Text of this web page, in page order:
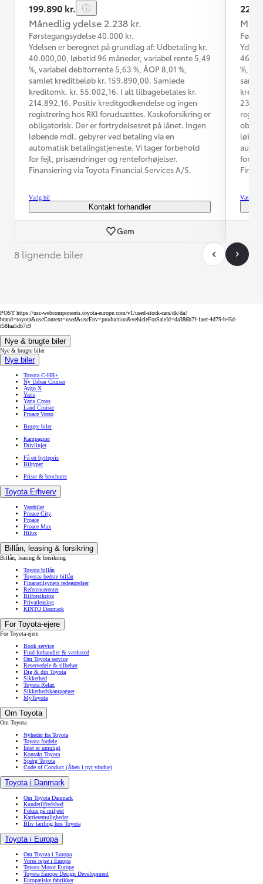
199.890 kr.
Månedlig ydelse 2.238 kr.
Førstegangsydelse 40.000 kr.
Ydelsen er beregnet på grundlag af: Udbetaling kr.
40.000,00, løbetid 96 måneder, variabel rente 5,49
%, variabel debitorrente 5,63 %, ÅOP 8,01 %,
samlet kreditbeløb kr. 159.890,00. Samlede
kreditomk. kr. 55.002,16. I alt tilbagebetales kr.
214.892,16. Positiv kreditgodkendelse og ingen
registrering hos RKI forudsættes. Kaskoforsikring er
obligatorisk. Der er fortrydelsesret på lånet. Ingen
løbende mdl. gebyrer ved betaling via en
automatisk betalingstjeneste. Vi tager forbehold
for fejl, prisændringer og renteforhøjelser.
Finansiering via Toyota Financial Services A/S.
Vælg bil
Kontakt forhandler
Gem
%,
for
Vælg bil
8 lignende biler
POST https://usc-webcomponents.toyota-europe.com/v1/used-stock-cars/dk/da?
brand=toyota&uscContext=used&uscEnv=production&vehicleForSaleId=da386b7f-1aec-4d79-b45d-
f58faa5db7c9
Nye & brugte biler
Nye & brugte biler
Nye biler
Toyota C-HR+
Ny Urban Cruiser
Aygo X
Yaris
Yaris Cross
Land Cruiser
Proace Verso
Brugte biler
Kampagner
Drivlinjer
Få en byttepris
Biltyper
Priser & brochurer
Toyota Erhverv
Varebiler
Proace City
Proace
Proace Max
Hilux
Billån, leasing & forsikring
Billån, leasing & forsikring
Toyota billån
Toyotas bedste billån
Finanstilsynets redegørelser
Referencerenter
Bilforsikring
Privatleasing
KINTO Danmark
For Toyota-ejere
For Toyota-ejere
Book service
Find forhandler & værksted
Om Toyota service
Reservedele & tilbehør
Dig & din Toyota
Sikkerhed
Toyota Relax
Sikkerhedskampagner
MyToyota
Om Toyota
Om Toyota
Nyheder fra Toyota
Toyota fordele
Intet er umuligt
Kontakt Toyota
Spørg Toyota
Code of Conduct (Åben i nyt vindue)
Toyota i Danmark
Om Toyota Danmark
Kundetilfredshed
Fokus på miljøet
Karrieremuligheder
Bliv lærling hos Toyota
Toyota i Europa
Om Toyota i Europa
Vores rejse i Europa
Toyota Motor Europe
Toyota Europe Design Development
Europæiske fabrikker